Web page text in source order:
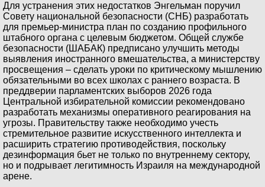
Для устранения этих недостатков Энгельман поручил
Совету национальной безопасности (СНБ) разработать
для премьер-министра план по созданию профильного
штабного органа с целевым бюджетом. Общей службе
безопасности (ШАБАК) предписано улучшить методы
выявления иностранного вмешательства, а министерству
просвещения – сделать уроки по критическому мышлению
обязательными во всех школах с раннего возраста. В
преддверии парламентских выборов 2026 года
Центральной избирательной комиссии рекомендовано
разработать механизмы оперативного реагирования на
угрозы. Правительству также необходимо учесть
стремительное развитие искусственного интеллекта и
расширить стратегию противодействия, поскольку
дезинформация бьет не только по внутреннему сектору,
но и подрывает легитимность Израиля на международной
арене.